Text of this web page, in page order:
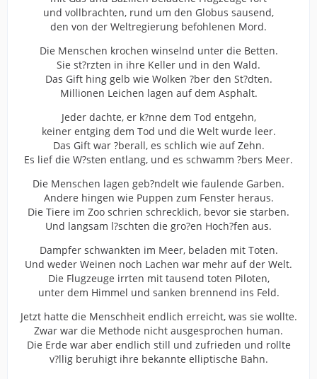
und vollbrachten, rund um den Globus sausend,
den von der Weltregierung befohlenen Mord.
Die Menschen krochen winselnd unter die Betten.
Sie st?rzten in ihre Keller und in den Wald.
Das Gift hing gelb wie Wolken ?ber den St?dten.
Millionen Leichen lagen auf dem Asphalt.
Jeder dachte, er k?nne dem Tod entgehn,
keiner entging dem Tod und die Welt wurde leer.
Das Gift war ?berall, es schlich wie auf Zehn.
Es lief die W?sten entlang, und es schwamm ?bers Meer.
Die Menschen lagen geb?ndelt wie faulende Garben.
Andere hingen wie Puppen zum Fenster heraus.
Die Tiere im Zoo schrien schrecklich, bevor sie starben.
Und langsam l?schten die gro?en Hoch?fen aus.
Dampfer schwankten im Meer, beladen mit Toten.
Und weder Weinen noch Lachen war mehr auf der Welt.
Die Flugzeuge irrten mit tausend toten Piloten,
unter dem Himmel und sanken brennend ins Feld.
Jetzt hatte die Menschheit endlich erreicht, was sie wollte.
Zwar war die Methode nicht ausgesprochen human.
Die Erde war aber endlich still und zufrieden und rollte
v?llig beruhigt ihre bekannte elliptische Bahn.